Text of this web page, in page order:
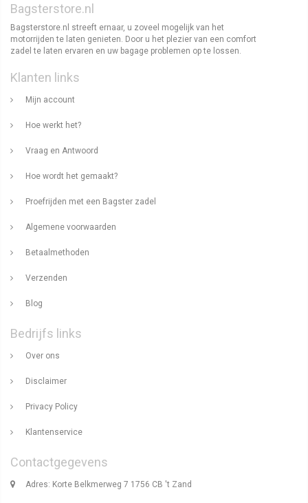
Bagsterstore.nl
Bagsterstore.nl streeft ernaar, u zoveel mogelijk van het
motorrijden te laten genieten. Door u het plezier van een comfort
zadel te laten ervaren en uw bagage problemen op te lossen.
Klanten links
Mijn account
Hoe werkt het?
Vraag en Antwoord
Hoe wordt het gemaakt?
Proefrijden met een Bagster zadel
Algemene voorwaarden
Betaalmethoden
Verzenden
Blog
Bedrijfs links
Over ons
Disclaimer
Privacy Policy
Klantenservice
Contactgegevens
Adres: Korte Belkmerweg 7 1756 CB 't Zand